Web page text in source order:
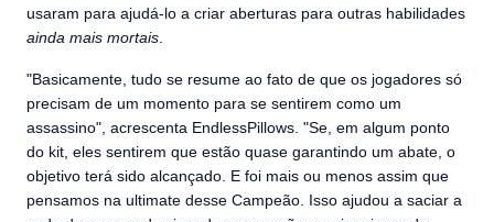
usaram para ajudá-lo a criar aberturas para outras habilidades
ainda mais mortais
"Basicamente, tudo se resume ao fato de que os jogadores só
precisam de um momento para se sentirem como um
assassino", acrescenta EndlessPillows. "Se, em algum ponto
do kit, eles sentirem que estão quase garantindo um abate, o
objetivo terá sido alcançado. E foi mais ou menos assim que
pensamos na ultimate desse Campeão. Isso ajudou a saciar a